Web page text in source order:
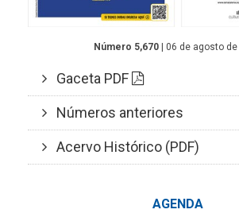
Número 5,670 | 06 de agosto
Gaceta PDF
Números anteriores
Acervo Histórico (PDF)
AGENDA